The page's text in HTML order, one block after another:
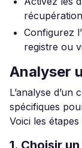
Configurez
registre ou
Analyser
L’analyse
spécifiques
Voici les étapes
1. Choisir